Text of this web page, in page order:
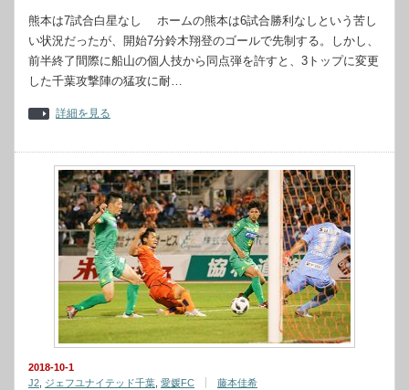
熊本は7試合白星なし ホームの熊本は6試合勝利なしという苦し
い状況だったが、開始7分鈴木翔登のゴールで先制する。しかし、
前半終了間際に船山の個人技から同点弾を許すと、3トップに変更
した千葉攻撃陣の猛攻に耐…
詳細を見る
2018-10-1
J2 ジェフユナイテッド千葉 愛媛FC 藤本佳希